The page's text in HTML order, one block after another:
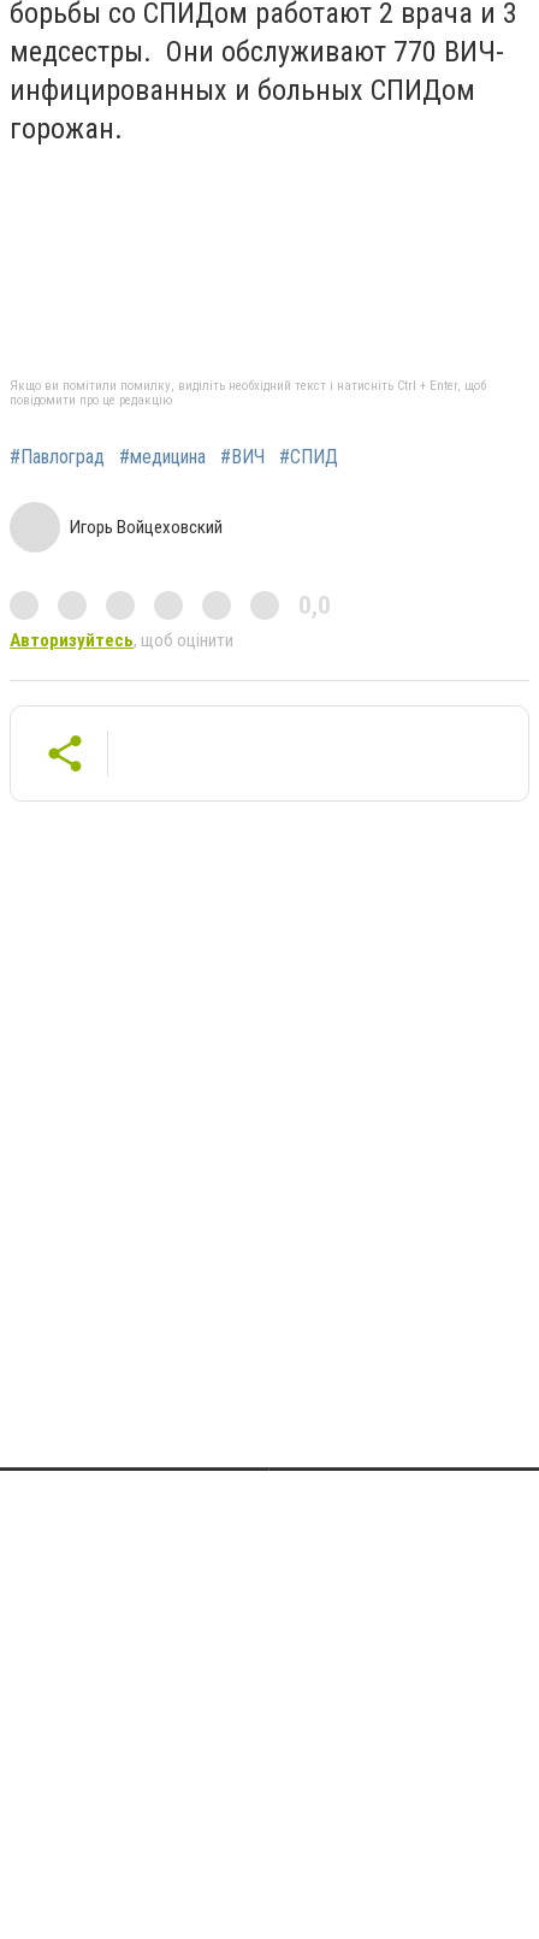
борьбы со СПИДом работают 2 врача и 3
медсестры. Они обслуживают 770 ВИЧ-
инфицированных и больных СПИДом
горожан.
Якщо ви помітили помилку, виділіть необхідний текст і натисніть Ctrl + Enter, щоб
повідомити про це редакцію
#Павлоград #медицина #ВИЧ #СПИД
Игорь Войцеховский
0,0
Авторизуйтесь, щоб оцінити